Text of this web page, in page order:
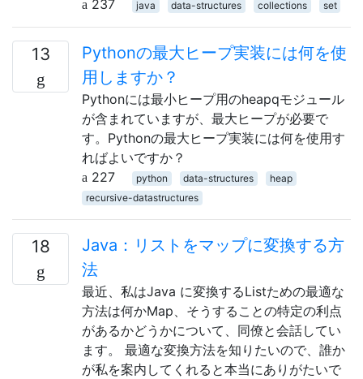
237
java data-structures collections set
13
Pythonの最大ヒープ実装には何を使
用しますか？
Pythonには最小ヒープ用のheapqモジュール
が含まれていますが、最大ヒープが必要で
す。Pythonの最大ヒープ実装には何を使用す
ればよいですか？
227
python data-structures
heap
recursive-datastructures
18
Java：リストをマップに変換する方
法
最近、私はJava に変換するListための最適な
方法は何かMap、そうすることの特定の利点
があるかどうかについて、同僚と会話してい
ます。 最適な変換方法を知りたいので、誰か
が私を案内してくれると本当にありがたいで